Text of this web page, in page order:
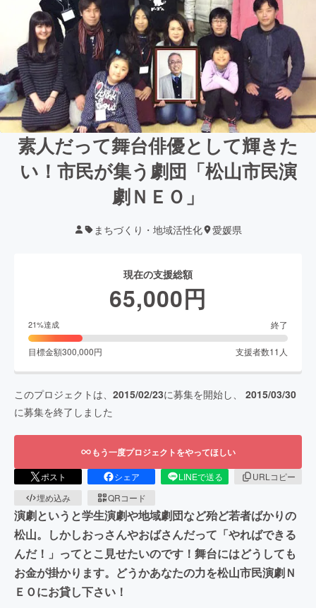
素人だって舞台俳優として輝きた
い！市民が集う劇団「松山市民演
劇ＮＥＯ」
まちづくり・地域活性化 愛媛県
現在の支援総額
65,000円
21%達成 終了
目標金額300,000円 支援者数11 人
このプロジェクトは、 2015/02/23に募集を開始し、 2015/03/30
に募集を終了しました
もう一度プロジェクトをやってほしい
ポスト シェア LINEで送る
URLコピー
埋め込み
QRコード
演劇というと学生演劇や地域劇団など殆ど若者ばかりの
松山。しかしおっさんやおばさんだって「やればできる
んだ！」ってとこ見せたいのです！舞台にはどうしても
お金が掛かります。どうかあなたの力を松山市民演劇Ｎ
ＥＯにお貸し下さい！